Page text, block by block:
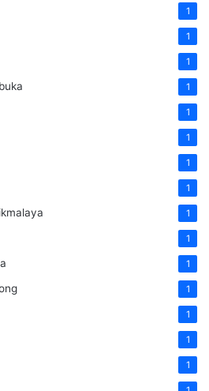
1
1
1
1
1
1
1
1
1
1
1
1
1
1
1